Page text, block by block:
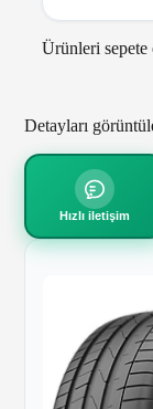
Ürünleri
Detayları
Hızlı iletişim